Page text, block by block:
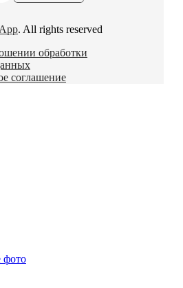
. All rights reserved
обработки
соглашение
фото